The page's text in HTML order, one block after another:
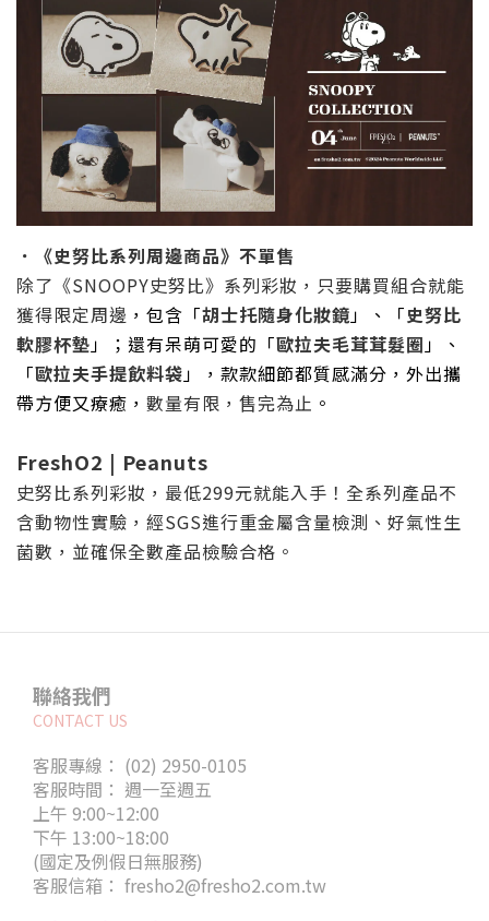
．《史努比系列周邊商品》 不單售
除了《SNOOPY史努比》系列彩妝，只要購買組合就能
獲得限定周邊 ，包含「胡士托隨身化妝鏡」、「史努比
軟膠杯墊」；還有呆萌可愛的「歐拉夫毛茸茸髮圈」、
「歐拉夫手提飲料袋」，款款細節都質感滿分，外出攜
帶方便又療癒， 數量有限，售完為止 。
FreshO2 | Peanuts
史努比系列彩妝，最低299元就能入手！全系列產品不
含動物性實驗，經SGS進行重金屬含量檢測、好氣性生
菌數，並確保全數產品檢驗合格。
聯絡我們
CONTACT US
客服專線： (02) 2950-0105
客服時間： 週一至週五
上午 9:00~12:00
下午 13:00~18:00
(國定及例假日無服務)
客服信箱： fresho2@fresho2.com.tw